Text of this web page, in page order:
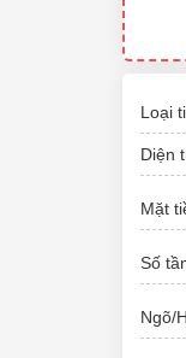
Loại
Diện
Mặt
Số
Ngõ/